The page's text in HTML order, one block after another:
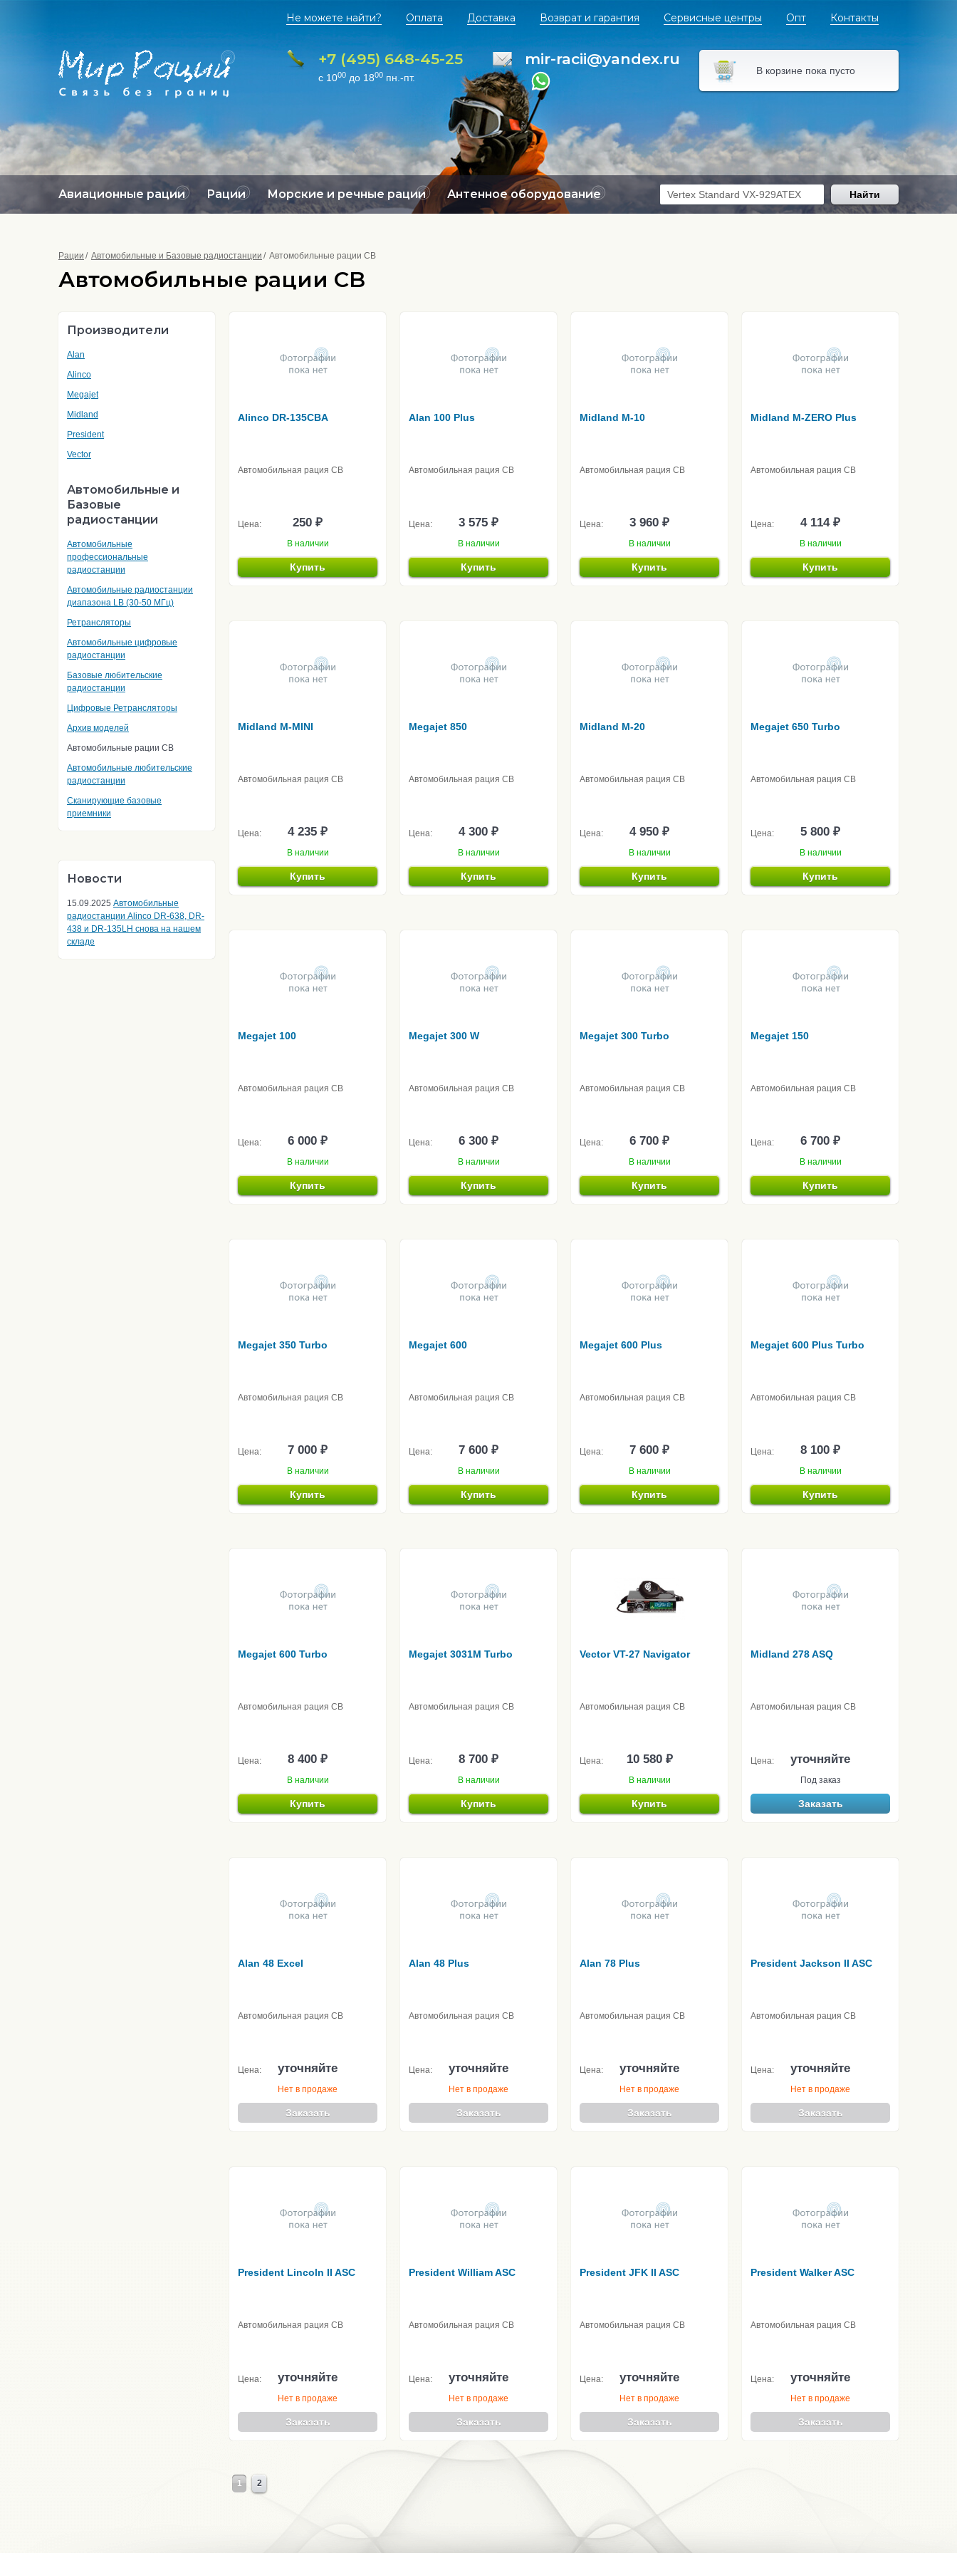
Не можете найти? Оплата Доставка Возврат и гарантия Сервисные центры Опт Контакты
+7 (495) 648-45-25
с 1000 до 1800 пн.-пт.
mir-racii@yandex.ru
В корзине пока пусто
Авиационные рации Рации Морские и речные рации Антенное оборудование Найти
Рации Автомобильные и Базовые радиостанции Автомобильные рации CB
Автомобильные рации CB
Производители
Alan
Alinco
Megajet
Midland
President
Vector
Автомобильные и
Базовые
радиостанции
Автомобильные
профессиональные
радиостанции
Автомобильные радиостанции
диапазона LB (30-50 МГц)
Ретрансляторы
Автомобильные цифровые
радиостанции
Базовые любительские
радиостанции
Цифровые Ретрансляторы
Архив моделей
Автомобильные рации CB
Автомобильные любительские
радиостанции
Сканирующие базовые
приемники
Новости
15.09.2025 Автомобильные
радиостанции Alinco DR-638, DR-
438 и DR-135LH снова на нашем
складе
Alinco DR-135CBA
Автомобильная рация CB
Цена: 250 ₽
В наличии
Купить
Alan 100 Plus
Автомобильная рация CB
Цена: 3 575 ₽
В наличии
Купить
Midland M-10
Автомобильная рация CB
Цена: 3 960 ₽
В наличии
Купить
Midland M-ZERO Plus
Автомобильная рация CB
Цена: 4 114 ₽
В наличии
Купить
Midland M-MINI
Автомобильная рация CB
Цена: 4 235 ₽
В наличии
Купить
Megajet 850
Автомобильная рация CB
Цена: 4 300 ₽
В наличии
Купить
Midland M-20
Автомобильная рация CB
Цена: 4 950 ₽
В наличии
Купить
Megajet 650 Turbo
Автомобильная рация CB
Цена: 5 800 ₽
В наличии
Купить
Megajet 100
Автомобильная рация CB
Цена: 6 000 ₽
В наличии
Купить
Megajet 300 W
Автомобильная рация CB
Цена: 6 300 ₽
В наличии
Купить
Megajet 300 Turbo
Автомобильная рация CB
Цена: 6 700 ₽
В наличии
Купить
Megajet 150
Автомобильная рация CB
Цена: 6 700 ₽
В наличии
Купить
Megajet 350 Turbo
Автомобильная рация CB
Цена: 7 000 ₽
В наличии
Купить
Megajet 600
Автомобильная рация CB
Цена: 7 600 ₽
В наличии
Купить
Megajet 600 Plus
Автомобильная рация CB
Цена: 7 600 ₽
В наличии
Купить
Megajet 600 Plus Turbo
Автомобильная рация CB
Цена: 8 100 ₽
В наличии
Купить
Megajet 600 Turbo
Автомобильная рация CB
Цена: 8 400 ₽
В наличии
Купить
Megajet 3031M Turbo
Автомобильная рация CB
Цена: 8 700 ₽
В наличии
Купить
Vector VT-27 Navigator
Автомобильная рация CB
Цена: 10 580 ₽
В наличии
Купить
Midland 278 ASQ
Автомобильная рация CB
Цена: уточняйте
Под заказ
Заказать
Alan 48 Excel
Автомобильная рация CB
Цена: уточняйте
Нет в продаже
Заказать
Alan 48 Plus
Автомобильная рация CB
Цена: уточняйте
Нет в продаже
Заказать
Alan 78 Plus
Автомобильная рация CB
Цена: уточняйте
Нет в продаже
Заказать
President Jackson II ASC
Автомобильная рация CB
Цена: уточняйте
Нет в продаже
Заказать
President Lincoln II ASC
Автомобильная рация CB
Цена: уточняйте
Нет в продаже
Заказать
President William ASC
Автомобильная рация CB
Цена: уточняйте
Нет в продаже
Заказать
President JFK II ASC
Автомобильная рация CB
Цена: уточняйте
Нет в продаже
Заказать
President Walker ASC
Автомобильная рация CB
Цена: уточняйте
Нет в продаже
Заказать
1 2